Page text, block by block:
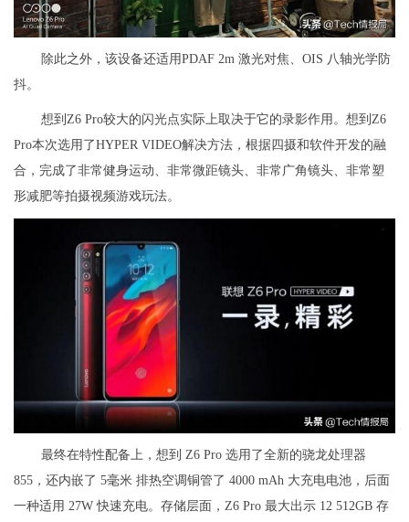
除此之外，该设备还适用PDAF 2m 激光对焦、OIS 八轴光学防
抖。
想到Z6 Pro较大的闪光点实际上取决于它的录影作用。想到Z6
Pro本次选用了HYPER VIDEO解决方法，根据四摄和软件开发的融
合，完成了非常健身运动、非常微距镜头、非常广角镜头、非常塑
形减肥等拍摄视频游戏玩法。
最终在特性配备上，想到 Z6 Pro 选用了全新的骁龙处理器
855，还内嵌了 5毫米 排热空调铜管了 4000 mAh 大充电电池，后面
一种适用 27W 快速充电。存储层面，Z6 Pro 最大出示 12 512GB 存